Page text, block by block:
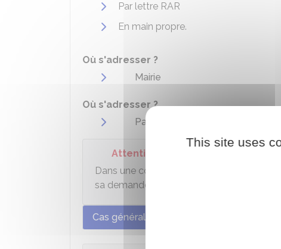
Par lettre RAR
En main propre.
Où s'adresser ?
Mairie
Où s'adresser ?
Paris : Bureau accueil et service
Attention
Dans une commune de plus de 3 500
sa demande d'
Cas général
This site uses